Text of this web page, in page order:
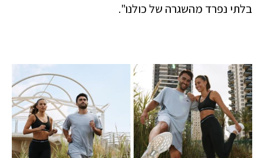
בלתי נפרד מהשגרה של כולנו".